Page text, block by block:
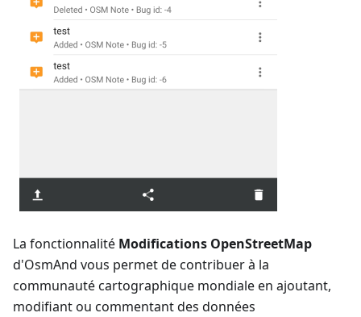
La fonctionnalité Modifications OpenStreetMap
d'OsmAnd vous permet de contribuer à la
communauté cartographique mondiale en ajoutant,
modifiant ou commentant des données